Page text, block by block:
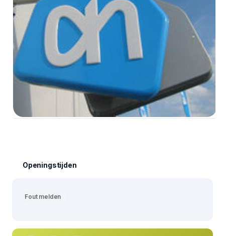
Openingstijden
Fout melden